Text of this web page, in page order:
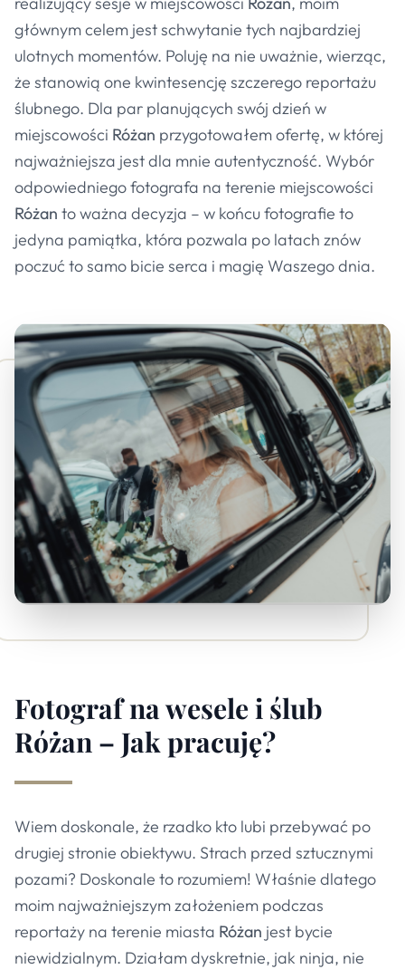
głównym celem jest schwytanie tych najbardziej
ulotnych momentów. Poluję na nie uważnie, wierząc,
że stanowią one kwintesencję szczerego reportażu
ślubnego. Dla par planujących swój dzień w
miejscowości Różan przygotowałem ofertę, w której
najważniejsza jest dla mnie autentyczność. Wybór
odpowiedniego fotografa na terenie miejscowości
Różan to ważna decyzja – w końcu fotografie to
jedyna pamiątka, która pozwala po latach znów
poczuć to samo bicie serca i magię Waszego dnia.
Fotograf na wesele i ślub
Różan – Jak pracuję?
Wiem doskonale, że rzadko kto lubi przebywać po
drugiej stronie obiektywu. Strach przed sztucznymi
pozami? Doskonale to rozumiem! Właśnie dlatego
moim najważniejszym założeniem podczas
reportaży na terenie miasta Różan jest bycie
niewidzialnym. Działam dyskretnie, jak ninja, nie